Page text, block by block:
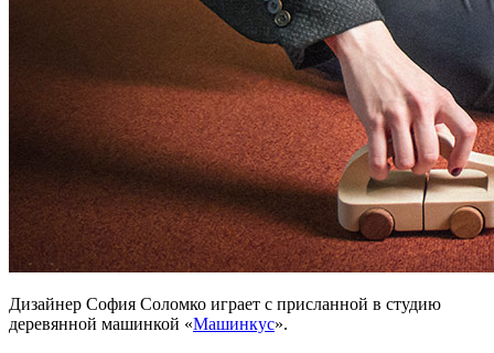
Дизайнер София Соломко играет с присланной в студию
деревянной машинкой «Машинкус».